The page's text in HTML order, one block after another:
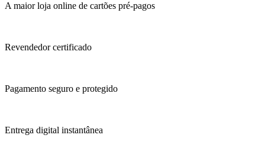
A maior loja online de cartões pré-pagos
Revendedor certificado
Pagamento seguro e protegido
Entrega digital instantânea